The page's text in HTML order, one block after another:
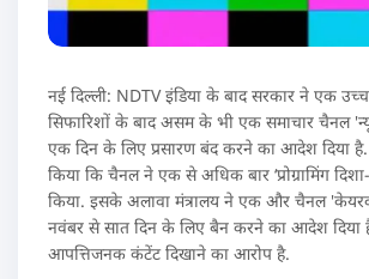
नई दिल्‍ली: NDTV इंडिया के बाद सरकार ने एक
सिफारिशों के बाद असम के भी एक समाचार चैनल
एक दिन के लिए प्रसारण बंद करने का आदेश दिया
किया कि चैनल ने एक से अधिक बार ‘प्रोग्रामिंग
किया. इसके अलावा मंत्रालय ने एक और चैनल
नवंबर से सात दिन के लिए बैन करने का आदेश दिया
आपत्तिजनक कंटेंट दिखाने का आरोप है.